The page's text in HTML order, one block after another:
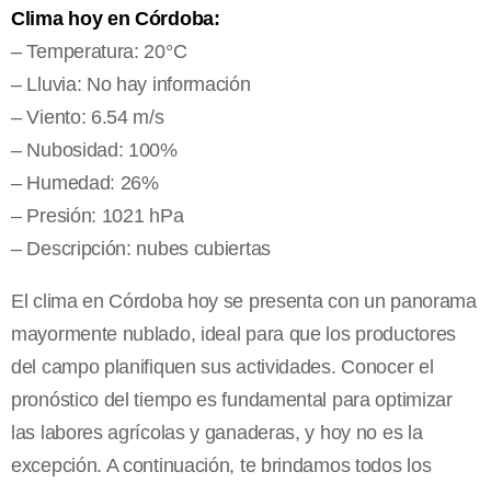
Clima hoy en Córdoba:
– Temperatura: 20°C
– Lluvia: No hay información
– Viento: 6.54 m/s
– Nubosidad: 100%
– Humedad: 26%
– Presión: 1021 hPa
– Descripción: nubes cubiertas
El clima en Córdoba hoy se presenta con un panorama
mayormente nublado, ideal para que los productores
del campo planifiquen sus actividades. Conocer el
pronóstico del tiempo es fundamental para optimizar
las labores agrícolas y ganaderas, y hoy no es la
excepción. A continuación, te brindamos todos los